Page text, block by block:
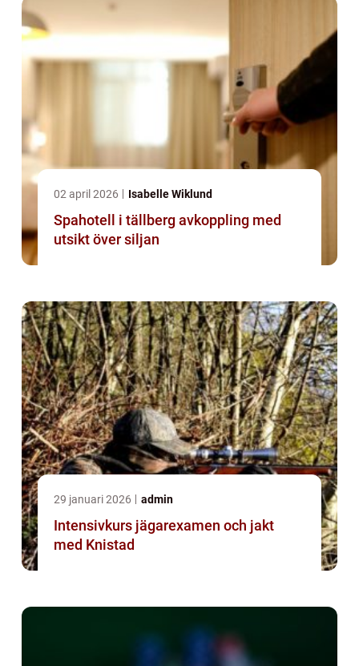
02 april 2026 Isabelle Wiklund
Spahotell i tällberg avkoppling med
utsikt över siljan
29 januari 2026 admin
Intensivkurs jägarexamen och jakt
med Knistad